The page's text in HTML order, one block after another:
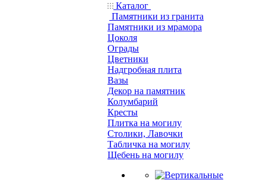
Каталог
Памятники из гранита
Памятники из мрамора
Цоколя
Ограды
Цветники
Надгробная плита
Вазы
Декор на памятник
Колумбарий
Кресты
Плитка на могилу
Столики, Лавочки
Табличка на могилу
Щебень на могилу